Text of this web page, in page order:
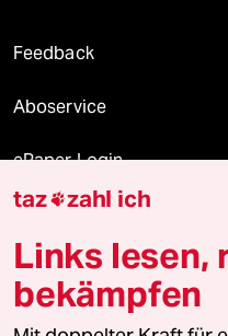
Feedback
Aboservice
ePaper Login
Downloads für
© 2026 taz Verlags und
taz zahl ich
Links lesen,
bekämpfen